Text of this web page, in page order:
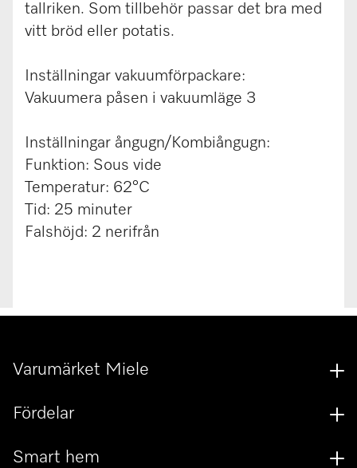
tallriken. Som tillbehör passar det bra med
vitt bröd eller potatis.
Inställningar vakuumförpackare:
Vakuumera påsen i vakuumläge 3
Inställningar ångugn/Kombiångugn:
Funktion: Sous vide
Temperatur: 62°C
Tid: 25 minuter
Falshöjd: 2 nerifrån
Varumärket Miele
Fördelar
Smart hem